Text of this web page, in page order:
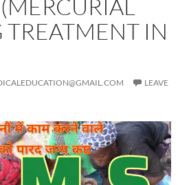
(MERCURIAL
IN
LEAVE